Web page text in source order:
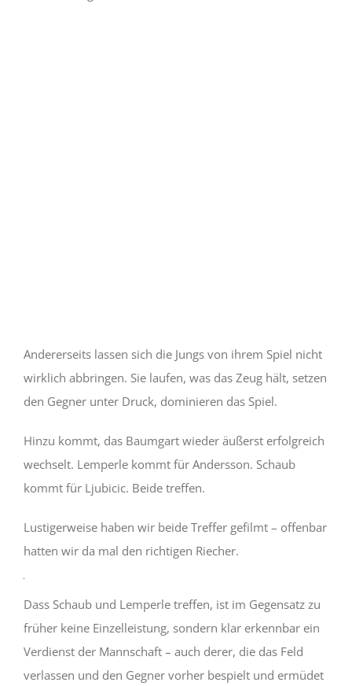
Andererseits lassen sich die Jungs von ihrem Spiel nicht
wirklich abbringen. Sie laufen, was das Zeug hält, setzen
den Gegner unter Druck, dominieren das Spiel.
Hinzu kommt, das Baumgart wieder äußerst erfolgreich
wechselt. Lemperle kommt für Andersson. Schaub
kommt für Ljubicic. Beide treffen.
Lustigerweise haben wir beide Treffer gefilmt – offenbar
hatten wir da mal den richtigen Riecher.
Mit
Laden
Videos
die
Datenschutzerklärung
von
erfahren
Video
Dass Schaub und Lemperle treffen, ist im Gegensatz zu
früher keine Einzelleistung, sondern klar erkennbar ein
Verdienst der Mannschaft – auch derer, die das Feld
verlassen und den Gegner vorher bespielt und ermüdet